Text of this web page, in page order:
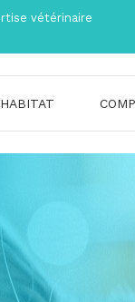
vétérinaire